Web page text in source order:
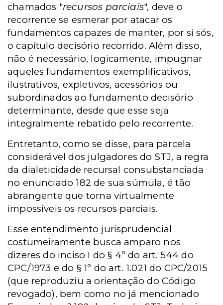
chamados "recursos parciais", deve o
recorrente se esmerar por atacar os
fundamentos capazes de manter, por si sós,
o capítulo decisório recorrido. Além disso,
não é necessário, logicamente, impugnar
aqueles fundamentos exemplificativos,
ilustrativos, expletivos, acessórios ou
subordinados ao fundamento decisório
determinante, desde que esse seja
integralmente rebatido pelo recorrente.
Entretanto, como se disse, para parcela
considerável dos julgadores do STJ, a regra
da dialeticidade recursal consubstanciada
no enunciado 182 de sua súmula, é tão
abrangente que torna virtualmente
impossíveis os recursos parciais.
Esse entendimento jurisprudencial
costumeiramente busca amparo nos
dizeres do inciso I do § 4º do art. 544 do
CPC/1973 e do § 1º do art. 1.021 do CPC/2015
(que reproduziu a orientação do Código
revogado), bem como no já mencionado